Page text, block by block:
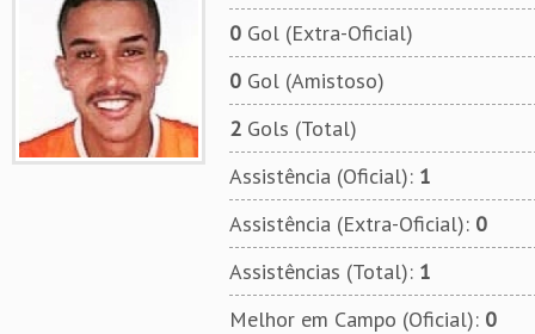
0Gol (Extra-Oficial)
0Gol (Amistoso)
2Gols (Total)
Assistência (Oficial): 1
Assistência (Extra-Oficial): 0
Assistências (Total): 1
Melhor em Campo (Oficial): 0